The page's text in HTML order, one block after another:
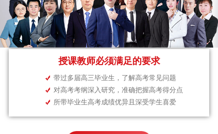
授课教师必须满足的要求
带过多届高三毕业生，了解高考常见问题
对高考考纲深入研究，准确把握高考得分点
所带毕业生高考成绩优异且深受学生喜爱